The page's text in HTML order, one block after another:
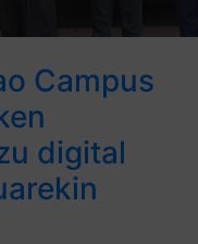
Campus
digital